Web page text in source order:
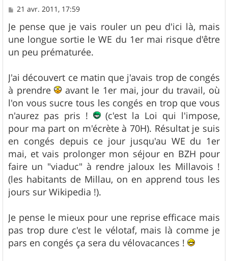
M
s
s
a
g
e
21 avr. 2011, 17:59
Je pense que je vais rouler un peu d'ici là, mais
une longue sortie le WE du 1er mai risque d'être
un peu prématurée.
J'ai découvert ce matin que j'avais trop de congés
à prendre
avant le 1er mai, jour du travail, où
l'on vous sucre tous les congés en trop que vous
n'aurez pas pris !
(c'est la Loi qui l'impose,
pour ma part on m'écrète à 70H). Résultat je suis
en congés depuis ce jour jusqu'au WE du 1er
mai, et vais prolonger mon séjour en BZH pour
faire un "viaduc" à rendre jaloux les Millavois !
(les habitants de Millau, on en apprend tous les
jours sur Wikipedia !).
Je pense le mieux pour une reprise efficace mais
pas trop dure c'est le vélotaf, mais là comme je
pars en congés ça sera du vélovacances !